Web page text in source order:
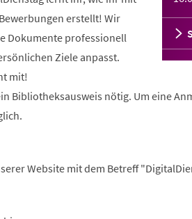
erstellt! Wir
Dokumente professionell
Ziele anpasst.
mit!
Bibliotheksausweis nötig. Um eine
Website mit dem Betreff